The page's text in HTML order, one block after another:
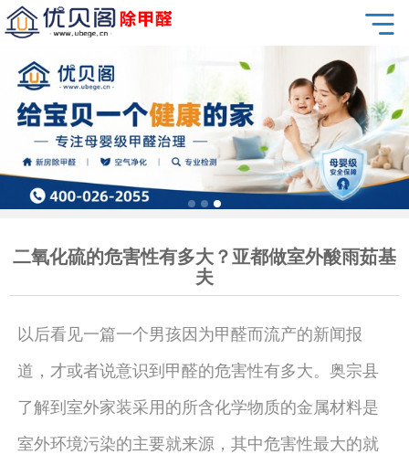
二氧化硫的危害性有多大？亚都做室外酸雨茹基
夫
以后看见一篇一个男孩因为甲醛而流产的新闻报
道，才或者说意识到甲醛的危害性有多大。奥宗县
了解到室外家装采用的所含化学物质的金属材料是
室外环境污染的主要就来源，其中危害性最大的就